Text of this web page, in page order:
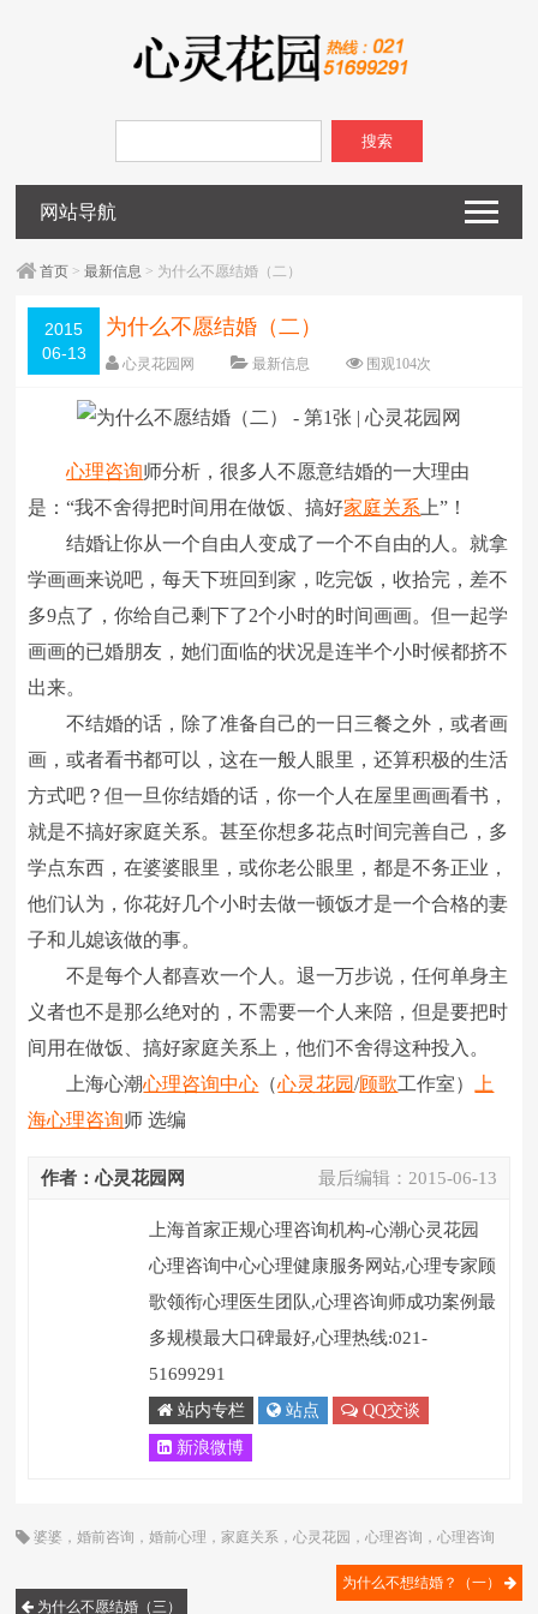
搜索
网站导航
首页 >最新信息 > 为什么不愿结婚（二）
2015
06-13
为什么不愿结婚（二）
心灵花园网 最新信息 围观104次
字体： 大 中 小
心理咨询师分析，很多人不愿意结婚的一大理由
是：“我不舍得把时间用在做饭、搞好家庭关系 上”！
结婚让你从一个自由人变成了一个不自由的人。就拿
学画画来说吧，每天下班回到家，吃完饭，收拾完，差不
多9点了，你给自己剩下了2个小时的时间画画。但一起学
画画的已婚朋友，她们面临的状况是连半个小时候都挤不
出来。
不结婚的话，除了准备自己的一日三餐之外，或者画
画，或者看书都可以，这在一般人眼里，还算积极的生活
方式吧？但一旦你结婚的话，你一个人在屋里画画看书，
就是不搞好家庭关系。甚至你想多花点时间完善自己，多
学点东西，在婆婆眼里，或你老公眼里，都是不务正业，
他们认为，你花好几个小时去做一顿饭才是一个合格的妻
子和儿媳该做的事。
不是每个人都喜欢一个人。退一万步说，任何单身主
义者也不是那么绝对的，不需要一个人来陪，但是要把时
间用在做饭、搞好家庭关系上，他们不舍得这种投入。
上海心潮心理咨询中心 （心灵花园/顾歌工作室）
上
海心理咨询师 选编
最后编辑： 2015-06-13
作者：心灵花园网
上海首家正规心理咨询机构-心潮心灵花园
心理咨询中心心理健康服务网站,心理专家顾
歌领衔心理医生团队,心理咨询师成功案例最
多规模最大口碑最好,心理热线:021-
51699291
站内专栏 站点 QQ交谈
新浪微博
婆婆 ，婚前咨询 ，婚前心理 ，家庭关系 ，心灵花园 ，心理咨询 ，心理咨询
为什么不愿结婚（三）
为什么不想结婚？（一）